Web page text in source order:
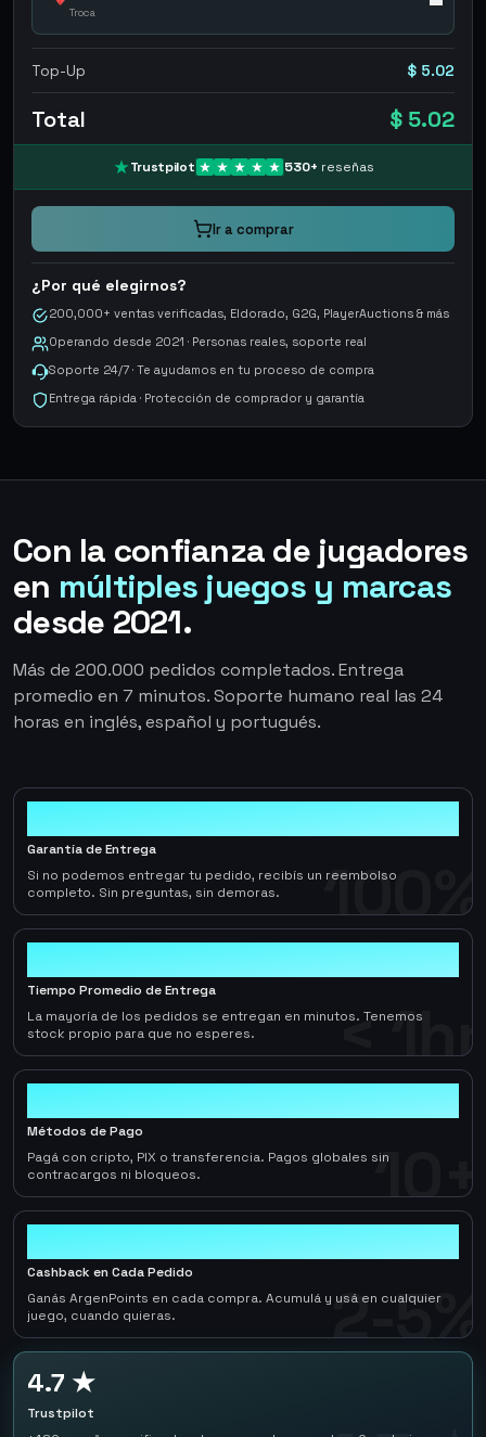
Troca
Top-Up $ 5.02
Total $ 5.02
Trustpilot 530+ reseñas
Ir a comprar
¿Por qué elegirnos?
200,000+ ventas verificadas, Eldorado, G2G, PlayerAuctions & más
Operando desde 2021 · Personas reales, soporte real
Soporte 24/7 · Te ayudamos en tu proceso de compra
Entrega rápida · Protección de comprador y garantía
Con la confianza de jugadores
en múltiples juegos y marcas
desde 2021.
Más de 200.000 pedidos completados. Entrega
promedio en 7 minutos. Soporte humano real las 24
horas en inglés, español y portugués.
100%
Garantía de Entrega
Si no podemos entregar tu pedido, recibís un reembolso
completo. Sin preguntas, sin demoras.
< 1hr
Tiempo Promedio de Entrega
La mayoría de los pedidos se entregan en minutos. Tenemos
stock propio para que no esperes.
10+
Métodos de Pago
Pagá con cripto, PIX o transferencia. Pagos globales sin
contracargos ni bloqueos.
2-5%
Cashback en Cada Pedido
Ganás ArgenPoints en cada compra. Acumulá y usá en cualquier
juego, cuando quieras.
4.7 ★
Trustpilot